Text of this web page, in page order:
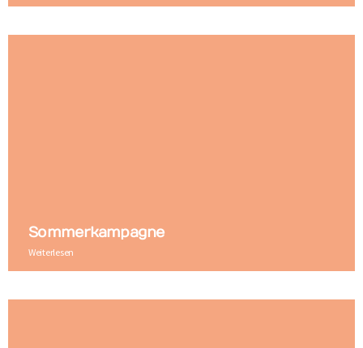
Sommerkampagne
Weiterlesen